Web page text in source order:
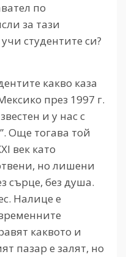
по
за тази
студентите си?
какво каза
през 1997 г.
и у нас с
Още тогава той
век като
но лишени
сърце, без душа.
Налице е
каквото и
пазар е залят, но